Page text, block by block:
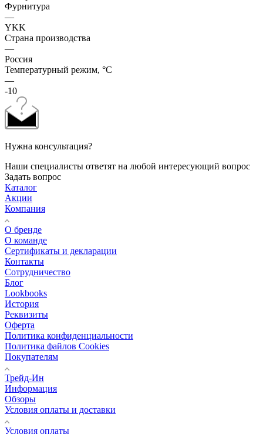
Фурнитура
—
YKK
Страна производства
—
Россия
Температурный режим, °C
—
-10
Нужна консультация?
Наши специалисты ответят на любой интересующий вопрос
Задать вопрос
Каталог
Акции
Компания
О бренде
О команде
Сертификаты и декларации
Контакты
Сотрудничество
Блог
Lookbooks
История
Реквизиты
Оферта
Политика конфиденциальности
Политика файлов Cookies
Покупателям
Трейд-Ин
Информация
Обзоры
Условия оплаты и доставки
Условия оплаты